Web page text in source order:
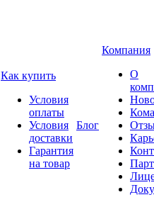
Как купить
Условия
оплаты
Условия
доставки
Гарантия
на товар
Блог
Компания
О